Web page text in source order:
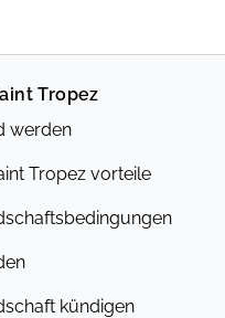
Tropez
werden
Tropez vorteile
kündigen